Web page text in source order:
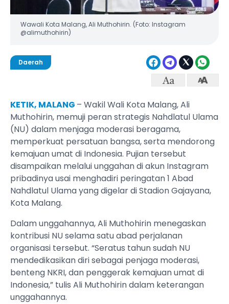
Wawali Kota Malang, Ali Muthohirin. (Foto: Instagram
@alimuthohirin)
Daerah
KETIK, MALANG – Wakil Wali Kota Malang, Ali
Muthohirin, memuji peran strategis Nahdlatul Ulama
(NU) dalam menjaga moderasi beragama,
memperkuat persatuan bangsa, serta mendorong
kemajuan umat di Indonesia. Pujian tersebut
disampaikan melalui unggahan di akun Instagram
pribadinya usai menghadiri peringatan 1 Abad
Nahdlatul Ulama yang digelar di Stadion Gajayana,
Kota Malang.
Dalam unggahannya, Ali Muthohirin menegaskan
kontribusi NU selama satu abad perjalanan
organisasi tersebut. “Seratus tahun sudah NU
mendedikasikan diri sebagai penjaga moderasi,
benteng NKRI, dan penggerak kemajuan umat di
Indonesia,” tulis Ali Muthohirin dalam keterangan
unggahannya.